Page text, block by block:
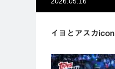
イヨとアスカicon